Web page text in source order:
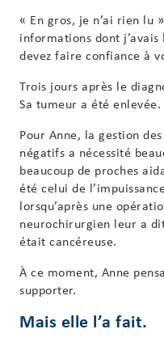
« En gros, je n’ai rien lu
informations dont j’avais
devez faire confiance à
Trois jours après le
Sa tumeur a été enlevée.
Pour Anne, la gestion
négatifs a nécessité
beaucoup de proches
été celui de
lorsqu’après une
neurochirurgien leur a
était cancéreuse.
À ce moment, Anne
supporter.
Mais elle l’a fait.